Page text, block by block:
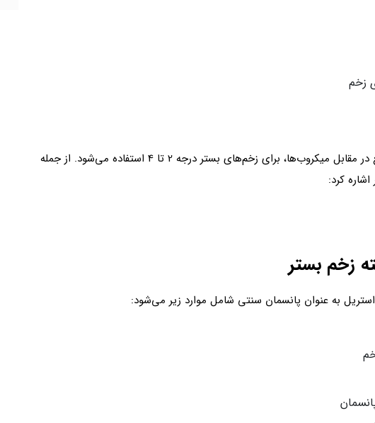
زخم
از این نوع پانسمان ها به عنوان یک مانع در مقابل میکروب‌ها، برای زخم‌های بستر درجه 2 تا 4 استفاده می‌شود. از جمله
کرد:
زخم بستر
به عنوان پانسمان سنتی شامل موارد زیر می‌شود: